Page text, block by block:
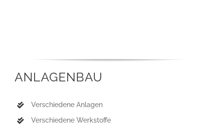
ANLAGENBAU
Verschiedene Anlagen
Verschiedene Werkstoffe